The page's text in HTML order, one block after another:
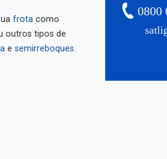
frota como
outros tipos de
e semirreboques
0800